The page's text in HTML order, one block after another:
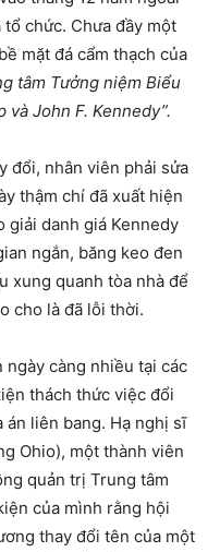
chức. Chưa đầy một
mặt đá cẩm thạch của
tâm Tưởng niệm Biểu
John F. Kennedy”.
đổi, nhân viên phải sửa
thậm chí đã xuất hiện
danh giá Kennedy
ngắn, băng keo đen
xung quanh tòa nhà để
cho là đã lỗi thời.
càng nhiều tại các
thách thức việc đổi
liên bang. Hạ nghị sĩ
Ohio), một thành viên
quản trị Trung tâm
của mình rằng hội
thay đổi tên của một